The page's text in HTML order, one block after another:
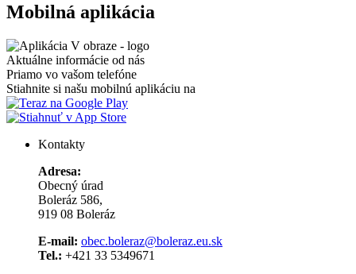
Mobilná aplikácia
Aktuálne informácie od nás
Priamo vo vašom telefóne
Stiahnite si našu mobilnú aplikáciu na
Kontakty
Adresa:
Obecný úrad
Boleráz 586,
919 08 Boleráz
E-mail: obec.boleraz@boleraz.eu.sk
Tel.: +421 33 5349671